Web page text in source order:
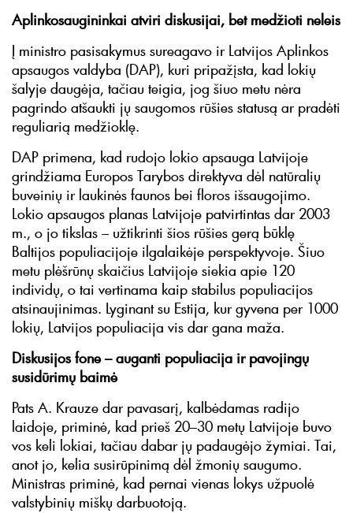
Aplinkosaugininkai atviri diskusijai, bet medžioti neleis
Į ministro pasisakymus sureagavo ir Latvijos Aplinkos
apsaugos valdyba (DAP), kuri pripažįsta, kad lokių
šalyje daugėja, tačiau teigia, jog šiuo metu nėra
pagrindo atšaukti jų saugomos rūšies statusą ar pradėti
reguliarią medžioklę.
DAP primena, kad rudojo lokio apsauga Latvijoje
grindžiama Europos Tarybos direktyva dėl natūralių
buveinių ir laukinės faunos bei floros išsaugojimo.
Lokio apsaugos planas Latvijoje patvirtintas dar 2003
m., o jo tikslas – užtikrinti šios rūšies gerą būklę
Baltijos populiacijoje ilgalaikėje perspektyvoje. Šiuo
metu plėšrūnų skaičius Latvijoje siekia apie 120
individų, o tai vertinama kaip stabilus populiacijos
atsinaujinimas. Lyginant su Estija, kur gyvena per 1000
lokių, Latvijos populiacija vis dar gana maža.
Diskusijos fone – auganti populiacija ir pavojingų
susidūrimų baimė
Pats A. Krauze dar pavasarį, kalbėdamas radijo
laidoje, priminė, kad prieš 20–30 metų Latvijoje buvo
vos keli lokiai, tačiau dabar jų padaugėjo žymiai. Tai,
anot jo, kelia susirūpinimą dėl žmonių saugumo.
Ministras priminė, kad pernai vienas lokys užpuolė
valstybinių miškų darbuotoją.